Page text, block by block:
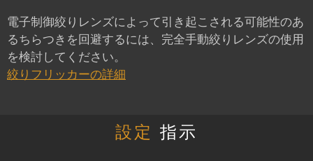
電子制御絞りレンズによって引き起こされる可能性のあ
るちらつきを回避するには、完全手動絞りレンズの使用
を検討してください。
絞りフリッカーの詳細
設定 指示